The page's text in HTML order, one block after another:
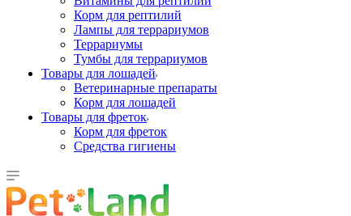
Корм для рептилий
Лампы для террариумов
Террариумы
Тумбы для террариумов
Товары для лошадей
Ветеринарные препараты
Корм для лошадей
Товары для фреток
Корм для фреток
Средства гигиены